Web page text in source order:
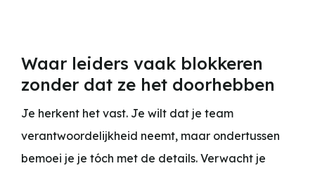
Waar leiders vaak blokkeren
zonder dat ze het doorhebben
Je herkent het vast. Je wilt dat je team
verantwoordelijkheid neemt, maar ondertussen
bemoei je je tóch met de details. Verwacht je